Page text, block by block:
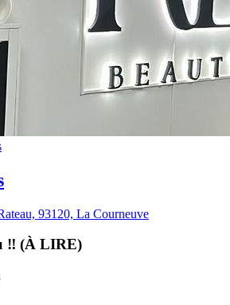
93120, La Courneuve
‼️ (À LIRE)